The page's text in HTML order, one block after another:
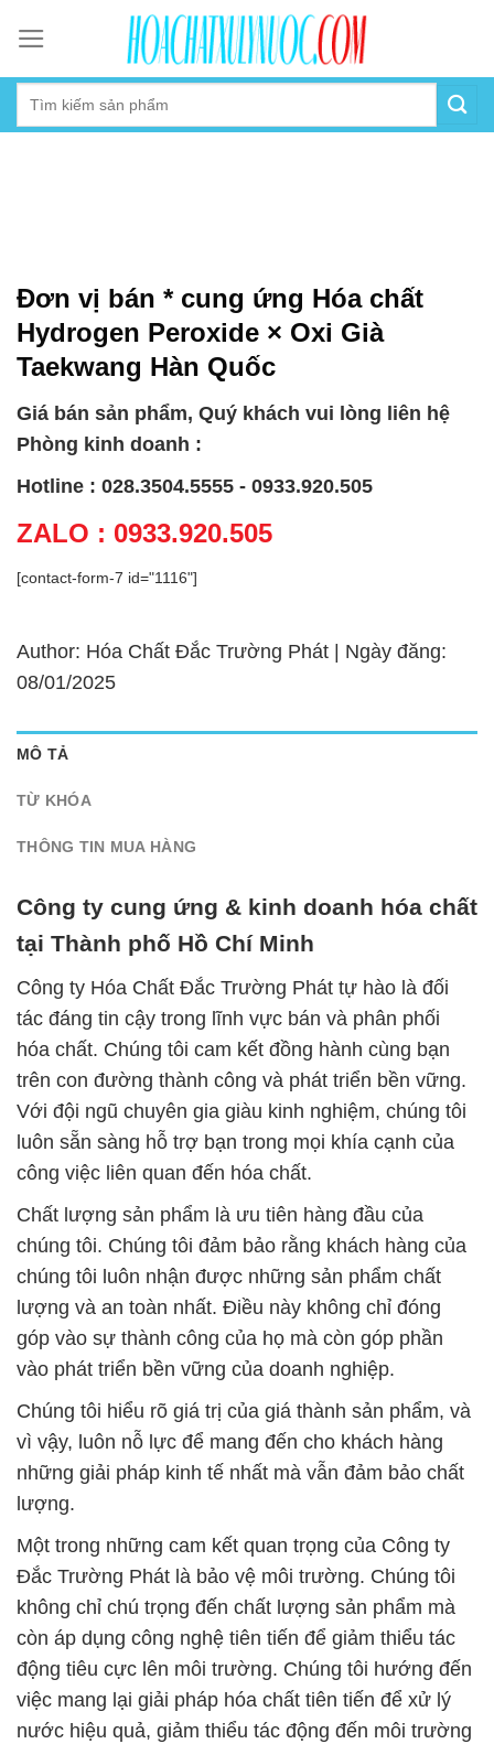
content
Đơn vị bán * cung ứng Hóa chất
Hydrogen Peroxide × Oxi Già
Taekwang Hàn Quốc
Giá bán sản phẩm, Quý khách vui lòng liên hệ
Phòng kinh doanh :
Hotline : 028.3504.5555 - 0933.920.505
ZALO : 0933.920.505
[contact-form-7 id="1116"]
Author: Hóa Chất Đắc Trường Phát | Ngày đăng:
08/01/2025
MÔ TẢ
TỪ KHÓA
THÔNG TIN MUA HÀNG
Công ty cung ứng & kinh doanh hóa chất
tại Thành phố Hồ Chí Minh
Công ty Hóa Chất Đắc Trường Phát tự hào là đối
tác đáng tin cậy trong lĩnh vực bán và phân phối
hóa chất. Chúng tôi cam kết đồng hành cùng bạn
trên con đường thành công và phát triển bền vững.
Với đội ngũ chuyên gia giàu kinh nghiệm, chúng tôi
luôn sẵn sàng hỗ trợ bạn trong mọi khía cạnh của
công việc liên quan đến hóa chất.
Chất lượng sản phẩm là ưu tiên hàng đầu của
chúng tôi. Chúng tôi đảm bảo rằng khách hàng của
chúng tôi luôn nhận được những sản phẩm chất
lượng và an toàn nhất. Điều này không chỉ đóng
góp vào sự thành công của họ mà còn góp phần
vào phát triển bền vững của doanh nghiệp.
Chúng tôi hiểu rõ giá trị của giá thành sản phẩm, và
vì vậy, luôn nỗ lực để mang đến cho khách hàng
những giải pháp kinh tế nhất mà vẫn đảm bảo chất
lượng.
Một trong những cam kết quan trọng của Công ty
Đắc Trường Phát là bảo vệ môi trường. Chúng tôi
không chỉ chú trọng đến chất lượng sản phẩm mà
còn áp dụng công nghệ tiên tiến để giảm thiểu tác
động tiêu cực lên môi trường. Chúng tôi hướng đến
việc mang lại giải pháp hóa chất tiên tiến để xử lý
nước hiệu quả, giảm thiểu tác động đến môi trường